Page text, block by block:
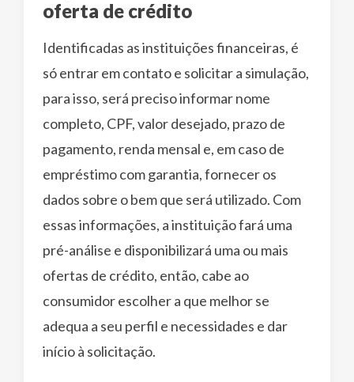
oferta de crédito
Identificadas as instituições financeiras, é
só entrar em contato e solicitar a simulação,
para isso, será preciso informar nome
completo, CPF, valor desejado, prazo de
pagamento, renda mensal e, em caso de
empréstimo com garantia, fornecer os
dados sobre o bem que será utilizado. Com
essas informações, a instituição fará uma
pré-análise e disponibilizará uma ou mais
ofertas de crédito, então, cabe ao
consumidor escolher a que melhor se
adequa a seu perfil e necessidades e dar
início à solicitação.